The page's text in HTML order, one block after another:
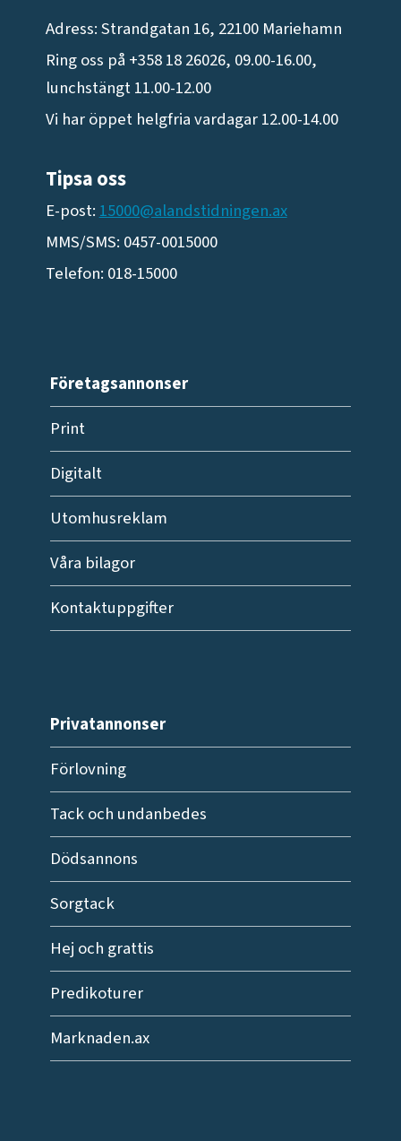
Adress: Strandgatan 16, 22100 Mariehamn
Ring oss på +358 18 26026, 09.00-16.00,
lunchstängt 11.00-12.00
Vi har öppet helgfria vardagar 12.00-14.00
Tipsa oss
E-post: 15000@alandstidningen.ax
MMS/SMS: 0457-0015000
Telefon: 018-15000
Företagsannonser
Print
Digitalt
Utomhusreklam
Våra bilagor
Kontaktuppgifter
Privatannonser
Förlovning
Tack och undanbedes
Dödsannons
Sorgtack
Hej och grattis
Predikoturer
Marknaden.ax